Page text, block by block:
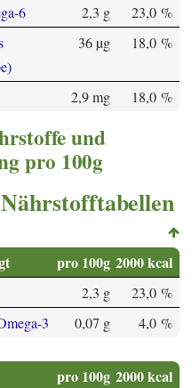
6 2,3 g
23,0 %
36 µg 18,0 %
2,9 mg 18,0 %
und
pro 100g
pro 100g 2000 kcal
2,3 g
23,0 %
3
0,07 g 4,0 %
pro 100g 2000 kcal